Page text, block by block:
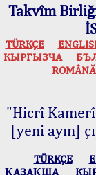
Takvîm
TÜRKÇE
КЫPГЫЗЧA
ROMÂNĂ
"Hicrî
[yeni ayın]
TÜRKÇE
ҚАЗАҚША